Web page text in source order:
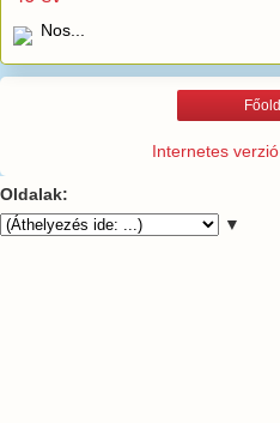
Nos...
Internetes
Oldalak:
▼